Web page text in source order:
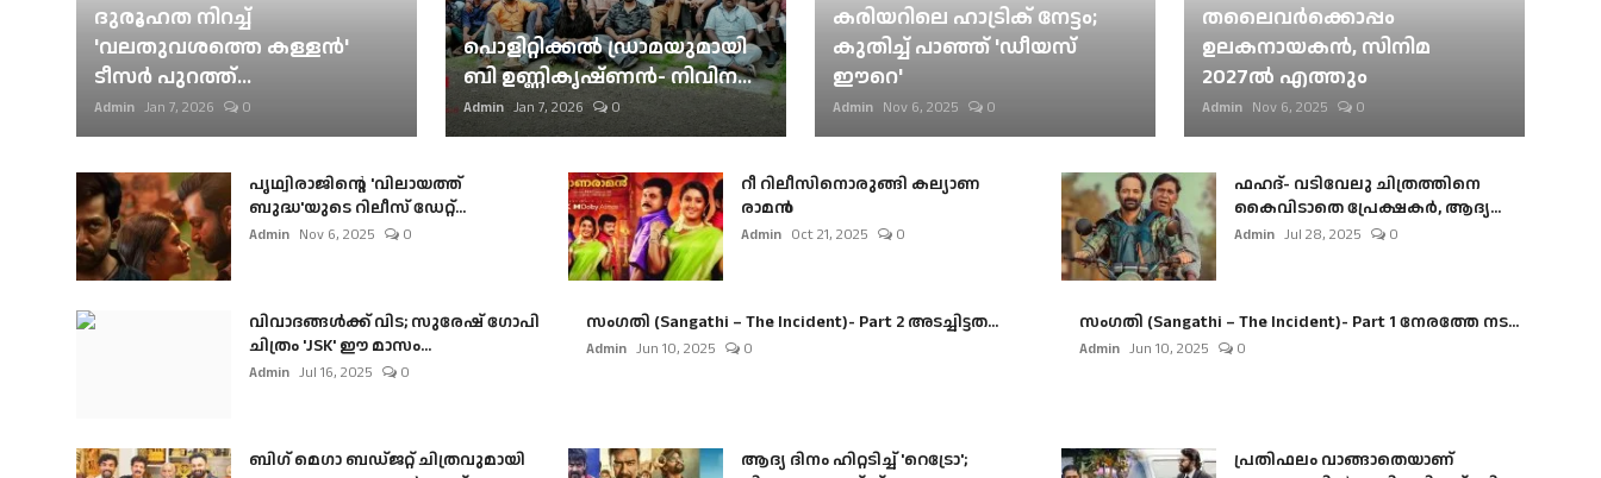
ദുരൂഹത നിറച്ച്
'വലതുവശത്തെ കള്ളന്‍'
ടീസര്‍ പുറത്ത്...
Admin Jan 7, 2026 0
പൊളിറ്റിക്കല്‍ ഡ്രാമയുമായി
ബി ഉണ്ണികൃഷ്ണന്‍- നിവിന...
Admin Jan 7, 2026 0
കരിയറിലെ ഹാട്രിക് നേട്ടം;
കുതിച്ച് പാഞ്ഞ് 'ഡീയസ്
ഈറെ'
Admin Nov 6, 2025 0
തലൈവര്‍ക്കൊപ്പം
ഉലകനായകന്‍, സിനിമ
2027ല്‍ എത്തും
Admin Nov 6, 2025 0
പൃഥ്വിരാജിന്റെ 'വിലായത്ത്
ബുദ്ധ'യുടെ റിലീസ് ഡേറ്റ്...
Admin Nov 6, 2025 0
റീ റിലീസിനൊരുങ്ങി കല്യാണ
രാമൻ
Admin Oct 21, 2025 0
ഫഹദ്- വടിവേലു ചിത്രത്തിനെ
കൈവിടാതെ പ്രേക്ഷകർ, ആദ്യ...
Admin Jul 28, 2025 0
വിവാദങ്ങൾക്ക് വിട; സുരേഷ് ഗോപി
ചിത്രം 'JSK' ഈ മാസം...
Admin Jul 16, 2025 0
സംഗതി (Sangathi – The Incident)- Part 2 അടച്ചിട്ടത...
Admin Jun 10, 2025 0
സംഗതി (Sangathi – The Incident)- Part 1 നേരത്തേ നട...
Admin Jun 10, 2025 0
ബി​ഗ് മെഗാ ബഡ്ജറ്റ് ചിത്രവുമായി
ആദ്യ ദിനം ഹിറ്റടിച്ച് 'റെട്രോ';
പ്രതിഫലം വാങ്ങാതെയാണ്